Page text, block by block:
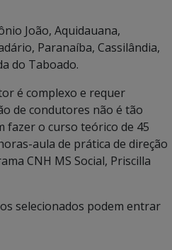
João, Aquidauana,
Paranaíba, Cassilândia,
do Taboado.
é complexo e requer
de condutores não é tão
fazer o curso teórico de 45
aula de prática de direção
CNH MS Social, Priscilla
selecionados podem entrar